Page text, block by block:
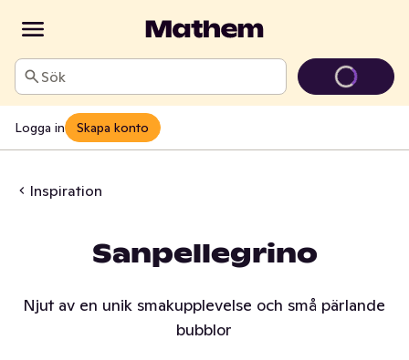
Sök
Logga in Skapa konto
Inspiration
Sanpellegrino
Njut av en unik smakupplevelse och små pärlande
bubblor